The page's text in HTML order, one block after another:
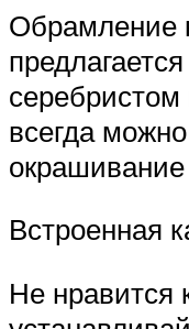
Обрамление
всегда
Встроенная
Не нравится